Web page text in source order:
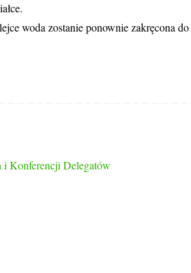
woda zostanie ponownie zakręcona
i Konferencji Delegatów